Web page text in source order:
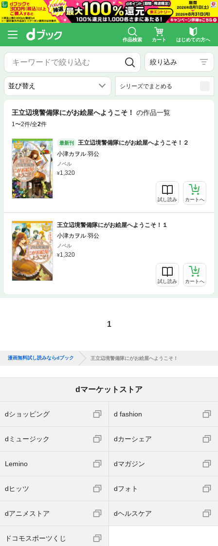
作品検索 カート はじめての方へ
絞り込み
シリーズでまとめる
王立辺境警備隊にがお絵屋へようこそ！ の作品一覧
1〜2件/全2件
最新刊
王立辺境警備隊にがお絵屋へようこそ！２
小津カヲル 羽公
ノベル
1,320
試し読み カートへ
王立辺境警備隊にがお絵屋へようこそ！１
小津カヲル 羽公
ノベル
1,320
試し読み カートへ
1
漫画無料試し読みならdブック 王立辺境警備隊にがお絵屋へようこそ！
dマーケットストア
dショッピング d fashion
dミュージック dカーシェア
Lemino dマガジン
dヒッツ dフォト
dアニメストア dヘルスケア
ドコモスポーツくじ